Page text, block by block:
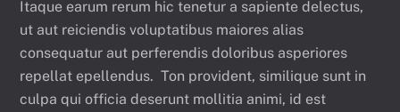
Itaque earum rerum hic tenetur a sapiente delectus,
ut aut reiciendis voluptatibus maiores alias
consequatur aut perferendis doloribus asperiores
repellat epellendus. Ton provident, similique sunt in
culpa qui officia deserunt mollitia animi, id est